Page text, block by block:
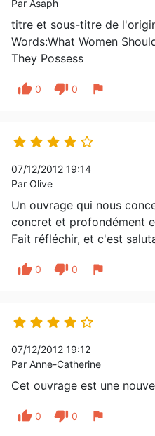
Par Asaph
titre et sous-titre de
Words:What Women
They Possess
thumb_up 0 thumb_down 0 flag
    
07/12/2012 19:14
Par Olive
Un ouvrage qui nous
concret et profondément
Fait réfléchir, et c'est
thumb_up 0 thumb_down 0 flag
    
07/12/2012 19:12
Par Anne-Catherine
Cet ouvrage est une
thumb_up 0 thumb_down 0 flag